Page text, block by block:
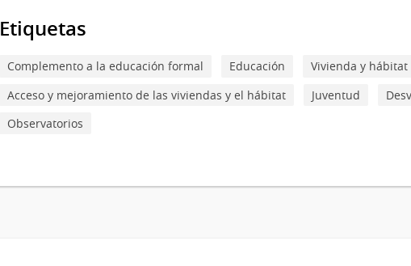
Etiquetas
Complemento a la educación formal Educación
Vivienda y hábitat
Acceso y mejoramiento de las viviendas y el hábitat
Juventud
Observatorios